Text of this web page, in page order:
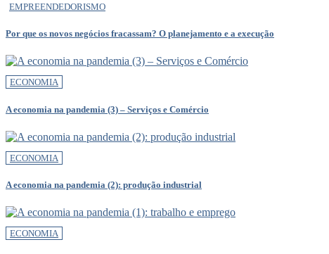
EMPREENDEDORISMO
Por que os novos negócios fracassam? O planejamento e a execução
ECONOMIA
A economia na pandemia (3) – Serviços e Comércio
ECONOMIA
A economia na pandemia (2): produção industrial
ECONOMIA